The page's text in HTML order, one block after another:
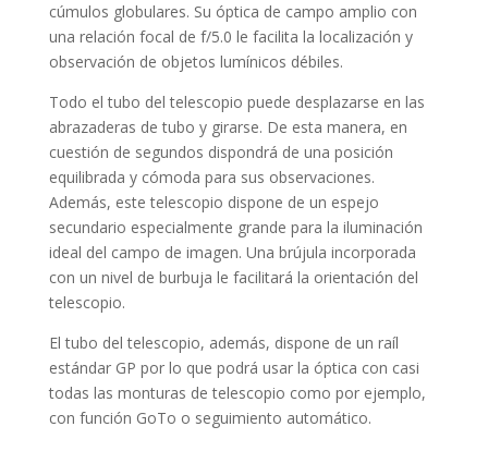
cúmulos globulares. Su óptica de campo amplio con
una relación focal de f/5.0 le facilita la localización y
observación de objetos lumínicos débiles.
Todo el tubo del telescopio puede desplazarse en las
abrazaderas de tubo y girarse. De esta manera, en
cuestión de segundos dispondrá de una posición
equilibrada y cómoda para sus observaciones.
Además, este telescopio dispone de un espejo
secundario especialmente grande para la iluminación
ideal del campo de imagen. Una brújula incorporada
con un nivel de burbuja le facilitará la orientación del
telescopio.
El tubo del telescopio, además, dispone de un raíl
estándar GP por lo que podrá usar la óptica con casi
todas las monturas de telescopio como por ejemplo,
con función GoTo o seguimiento automático.